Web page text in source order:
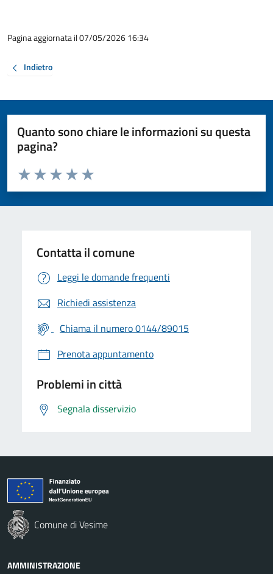
Pagina aggiornata il 07/05/2026 16:34
Indietro
Quanto sono chiare le informazioni su questa
pagina?
Valuta da 1 a 5 stelle la pagina
Valuta 5 stelle su 5
Valuta 4 stelle su 5
Valuta 3 stelle su 5
Valuta 2 stelle su 5
Valuta 1 stelle su 5
Contatta il comune
Leggi le domande frequenti
Richiedi assistenza
Chiama il numero 0144/89015
Prenota appuntamento
Problemi in città
Segnala disservizio
Comune di Vesime
AMMINISTRAZIONE